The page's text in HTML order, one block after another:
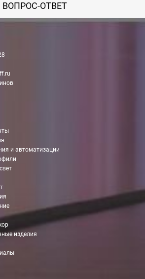
заказ по выставленному счету в любом
забрать заказ в одном из наших
МКАД)
при сумме заказа от 7000 руб.
руб. стоимость доставки 750 руб.
МКАД)
руб. стоимость доставки равна 30 руб.
7000 руб. стоимость доставки 750 руб. +
ВОПРОС-ОТВЕТ
и автоматизации
изделия